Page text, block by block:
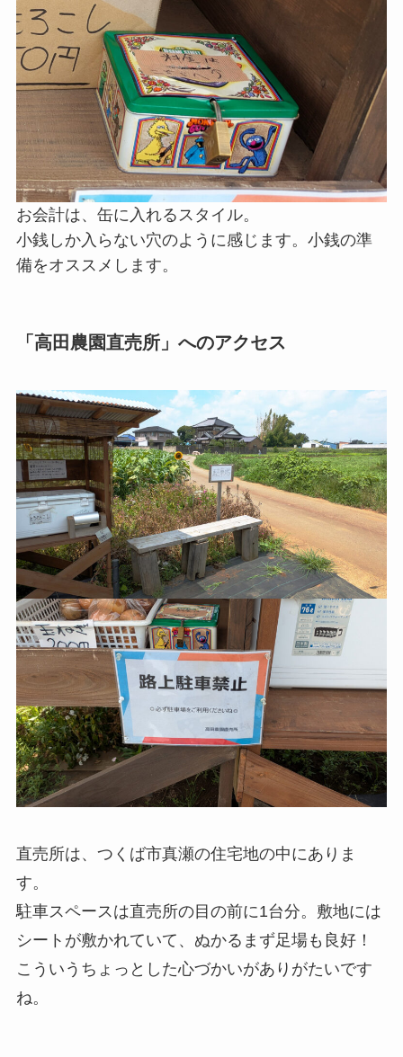
お会計は、缶に入れるスタイル。
小銭しか入らない穴のように感じます。小銭の準
備をオススメします。
「高田農園直売所」へのアクセス
直売所は、つくば市真瀬の住宅地の中にありま
す。
駐車スペースは直売所の目の前に1台分。敷地には
シートが敷かれていて、ぬかるまず足場も良好！
こういうちょっとした心づかいがありがたいです
ね。